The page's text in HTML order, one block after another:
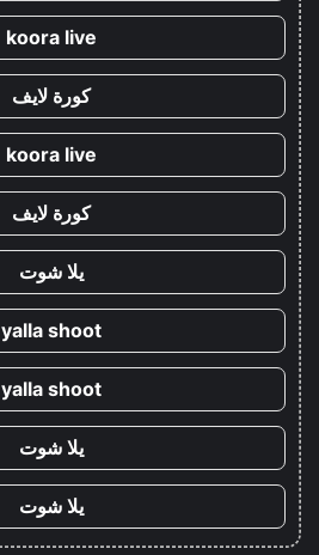
koora live
كورة لايف
koora live
كورة لايف
يلا شوت
yalla shoot
yalla shoot
يلا شوت
يلا شوت